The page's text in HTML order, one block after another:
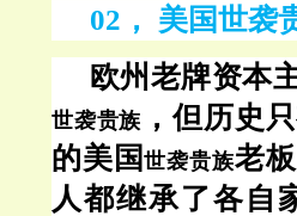
02， 美国世袭
欧州老牌资本
世袭贵族 ，但历史
的美国世袭贵族老
人都继承了各自